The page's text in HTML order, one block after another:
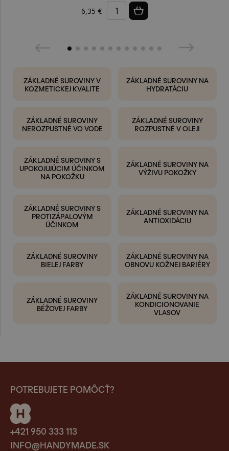
6,35 €
ZÁKLADNÉ SUROVINY V
KOZMETICKEJ KVALITE
ZÁKLADNÉ SUROVINY NA
HYDRATÁCIU
ZÁKLADNÉ SUROVINY
NEROZPUSTNÉ VO VODE
ZÁKLADNÉ SUROVINY
ROZPUSTNÉ V OLEJI
ZÁKLADNÉ SUROVINY S
UPOKOJUJÚCIM ÚČINKOM
NA POKOŽKU
ZÁKLADNÉ SUROVINY NA
VÝŽIVU POKOŽKY
ZÁKLADNÉ SUROVINY S
PROTIZÁPALOVÝM
ÚČINKOM
ZÁKLADNÉ SUROVINY NA
ANTIOXIDÁCIU
ZÁKLADNÉ SUROVINY
BIELEJ FARBY
ZÁKLADNÉ SUROVINY NA
OBNOVU KOŽNEJ BARIÉRY
ZÁKLADNÉ SUROVINY
BÉŽOVEJ FARBY
ZÁKLADNÉ SUROVINY NA
KONDICIONOVANIE
VLASOV
POTREBUJETE POMÔCŤ?
+421 950 333 113
INFO@HANDYMADE.SK